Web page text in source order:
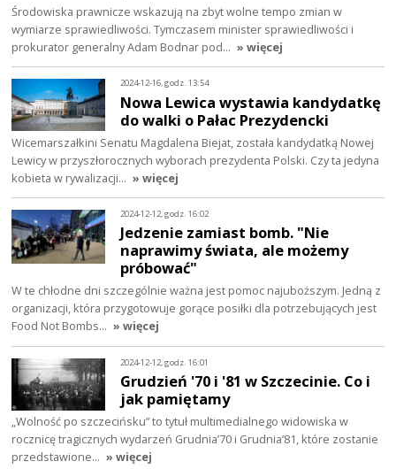
Środowiska prawnicze wskazują na zbyt wolne tempo zmian w
wymiarze sprawiedliwości. Tymczasem minister sprawiedliwości i
prokurator generalny Adam Bodnar pod… » więcej
2024-12-16, godz. 13:54
Nowa Lewica wystawia kandydatkę
do walki o Pałac Prezydencki
Wicemarszałkini Senatu Magdalena Biejat, została kandydatką Nowej
Lewicy w przyszłorocznych wyborach prezydenta Polski. Czy ta jedyna
kobieta w rywalizacji… » więcej
2024-12-12, godz. 16:02
Jedzenie zamiast bomb. "Nie
naprawimy świata, ale możemy
próbować"
W te chłodne dni szczególnie ważna jest pomoc najuboższym. Jedną z
organizacji, która przygotowuje gorące posiłki dla potrzebujących jest
Food Not Bombs… » więcej
2024-12-12, godz. 16:01
Grudzień '70 i '81 w Szczecinie. Co i
jak pamiętamy
„Wolność po szczecińsku” to tytuł multimedialnego widowiska w
rocznicę tragicznych wydarzeń Grudnia’70 i Grudnia’81, które zostanie
przedstawione… » więcej